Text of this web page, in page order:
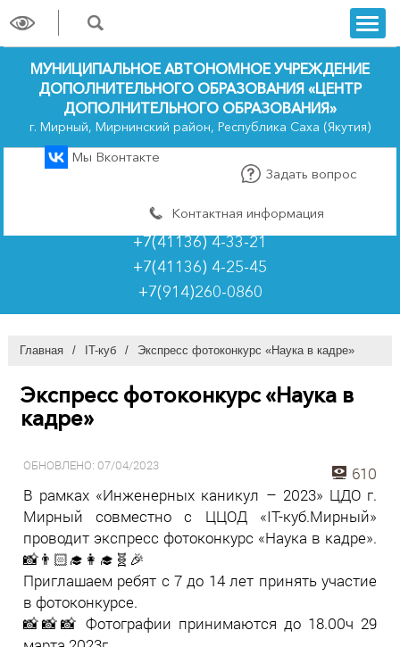
trk
МУНИЦИПАЛЬНОЕ АВТОНОМНОЕ УЧРЕЖДЕНИЕ
ДОПОЛНИТЕЛЬНОГО ОБРАЗОВАНИЯ «ЦЕНТР
ДОПОЛНИТЕЛЬНОГО ОБРАЗОВАНИЯ»
г. Мирный, Мирнинский район, Республика Саха (Якутия)
Мы Вконтакте
Задать вопрос
Контактная информация
+7(41136) 4-33-21
+7(41136) 4-25-45
+7(914)260-0860
Главная / IT-куб / Экспресс фотоконкурс «Наука в кадре»
Экспресс фотоконкурс «Наука в
кадре»
ОБНОВЛЕНО: 07/04/2023
610
В рамках «Инженерных каникул – 2023» ЦДО г.
Мирный совместно с ЦЦОД «IT-куб.Мирный»
проводит экспресс фотоконкурс «Наука в кадре».
📸👨🏻‍🎓👩‍🎓🧬🎉
Приглашаем ребят с 7 до 14 лет принять участие
в фотоконкурсе.
📸📸📸 Фотографии принимаются до 18.00ч 29